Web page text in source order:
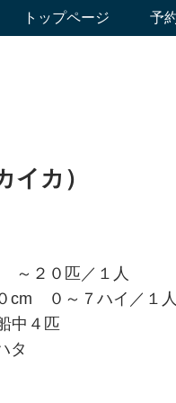
トップページ 予
イカ）
２０匹／１人
cm ０～７ハイ／１
中４匹
タ